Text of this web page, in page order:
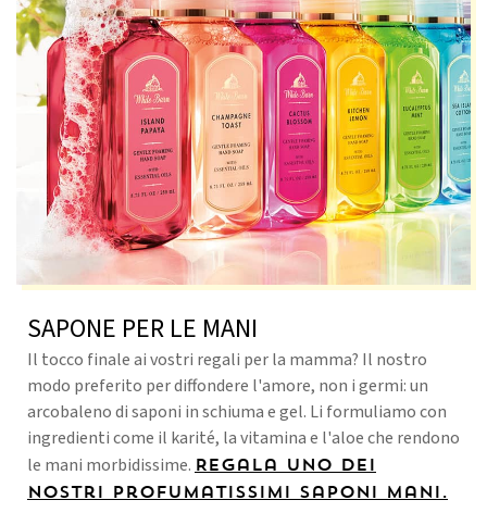
SAPONE PER LE MANI
Il tocco finale ai vostri regali per la mamma? Il nostro
modo preferito per diffondere l'amore, non i germi: un
arcobaleno di saponi in schiuma e gel. Li formuliamo con
ingredienti come il karité, la vitamina e l'aloe che rendono
le mani morbidissime. Regala uno dei
nostri profumatissimi saponi mani.